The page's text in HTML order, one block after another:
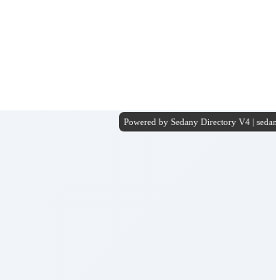
Powered by Sedany Directory V4 |